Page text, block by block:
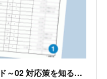
粗利を下げない必勝メソッド～02 対応策を知る 徹底した原価積算 利益減なく粗利35％